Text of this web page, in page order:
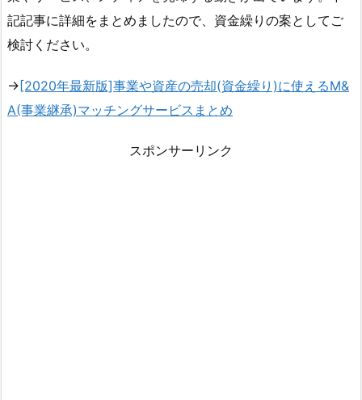
記記事に詳細をまとめましたので、資金繰りの案としてご
検討ください。
→[2020年最新版]事業や資産の売却(資金繰り)に使えるM&
A(事業継承)マッチングサービスまとめ
スポンサーリンク